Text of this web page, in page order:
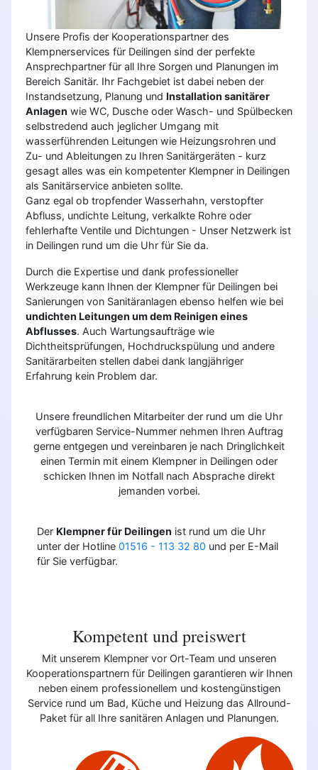
Unsere Profis der Kooperationspartner des
Klempnerservices für Deilingen sind der perfekte
Ansprechpartner für all Ihre Sorgen und Planungen im
Bereich Sanitär. Ihr Fachgebiet ist dabei neben der
Instandsetzung, Planung und Installation sanitärer
Anlagen wie WC, Dusche oder Wasch- und Spülbecken
selbstredend auch jeglicher Umgang mit
wasserführenden Leitungen wie Heizungsrohren und
Zu- und Ableitungen zu Ihren Sanitärgeräten - kurz
gesagt alles was ein kompetenter Klempner in Deilingen
als Sanitärservice anbieten sollte.
Ganz egal ob tropfender Wasserhahn, verstopfter
Abfluss, undichte Leitung, verkalkte Rohre oder
fehlerhafte Ventile und Dichtungen - Unser Netzwerk ist
in Deilingen rund um die Uhr für Sie da.
Durch die Expertise und dank professioneller
Werkzeuge kann Ihnen der Klempner für Deilingen bei
Sanierungen von Sanitäranlagen ebenso helfen wie bei
undichten Leitungen um dem Reinigen eines
Abflusses. Auch Wartungsaufträge wie
Dichtheitsprüfungen, Hochdruckspülung und andere
Sanitärarbeiten stellen dabei dank langjähriger
Erfahrung kein Problem dar.
Unsere freundlichen Mitarbeiter der rund um die Uhr
verfügbaren Service-Nummer nehmen Ihren Auftrag
gerne entgegen und vereinbaren je nach Dringlichkeit
einen Termin mit einem Klempner in Deilingen oder
schicken Ihnen im Notfall nach Absprache direkt
jemanden vorbei.
Der Klempner für Deilingen ist rund um die Uhr
unter der Hotline 01516 - 113 32 80 und per E-Mail
für Sie verfügbar.
Kompetent und preiswert
Mit unserem Klempner vor Ort-Team und unseren
Kooperationspartnern für Deilingen garantieren wir Ihnen
neben einem professionellem und kostengünstigen
Service rund um Bad, Küche und Heizung das Allround-
Paket für all Ihre sanitären Anlagen und Planungen.